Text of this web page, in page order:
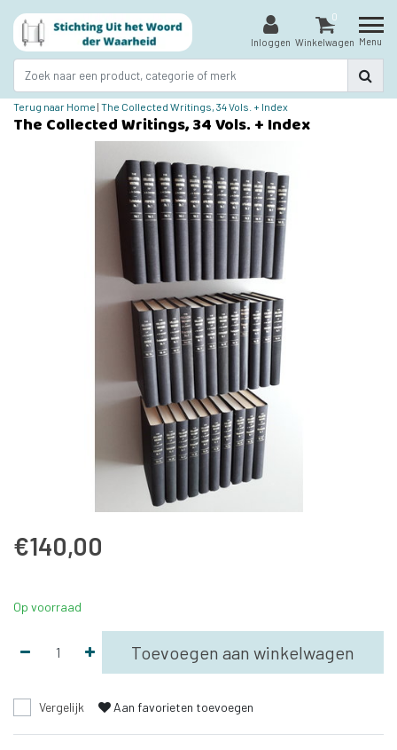
Inloggen
0
Winkelwagen Menu
Terug naar Home | The Collected Writings, 34 Vols. + Index
The Collected Writings, 34 Vols. + Index
€140,00
Op voorraad
Toevoegen aan winkelwagen
Vergelijk Aan favorieten toevoegen